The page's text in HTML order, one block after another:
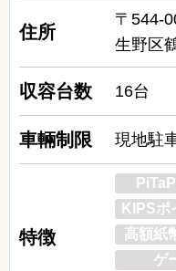
住所
〒544-
生野区
収容台数 16台
車輛制限 現地駐
特徴
KIPSポ
高額紙
ゲ